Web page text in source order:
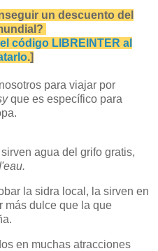
un descuento del
código LIBREINTER al
.]
para viajar por
que es específico para
agua del grifo gratis,
la sidra local, la sirven en
más dulce que la que
en muchas atracciones